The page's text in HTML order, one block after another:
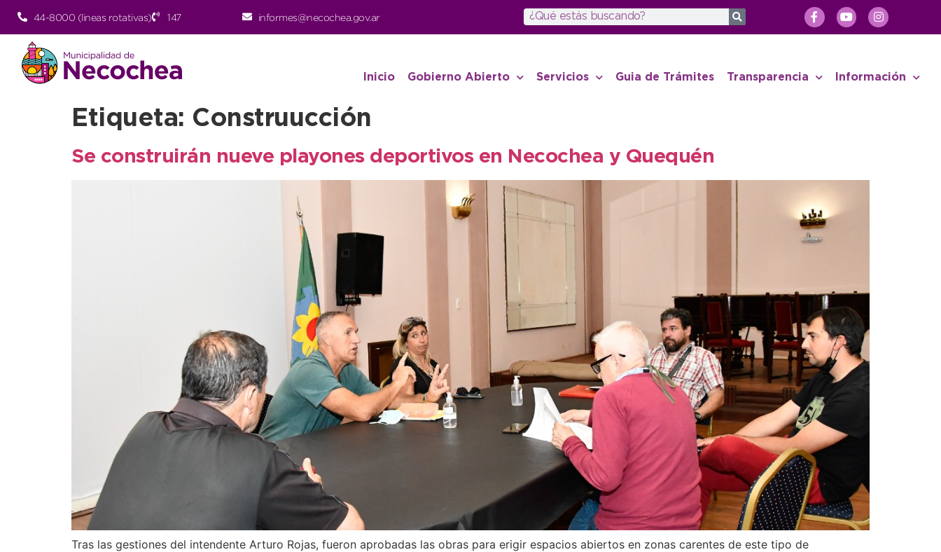
44-8000 (lineas rotativas) 147 informes@necochea.gov.ar
Inicio Gobierno Abierto Servicios Guia de Trámites Transparencia Información
Etiqueta: Construucción
Se construirán nueve playones deportivos en Necochea y Quequén
Tras las gestiones del intendente Arturo Rojas, fueron aprobadas las obras para erigir espacios abiertos en zonas carentes de este tipo de